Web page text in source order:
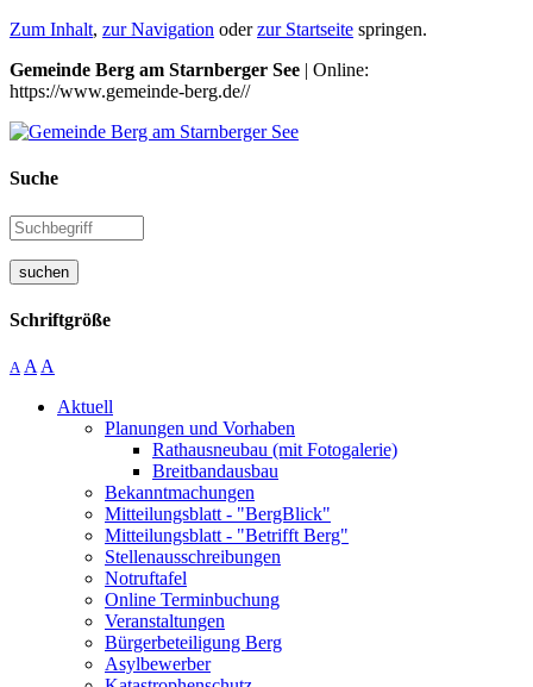
Zum Inhalt, zur Navigation oderzur Startseite springen.
Gemeinde Berg am Starnberger See | Online:
https://www.gemeinde-berg.de//
Suche
suchen
Schriftgröße
A A A
Aktuell
Planungen und Vorhaben
Rathausneubau (mit Fotogalerie)
Breitbandausbau
Bekanntmachungen
Mitteilungsblatt - "BergBlick"
Mitteilungsblatt - "Betrifft Berg"
Stellenausschreibungen
Notruftafel
Online Terminbuchung
Veranstaltungen
Bürgerbeteiligung Berg
Asylbewerber